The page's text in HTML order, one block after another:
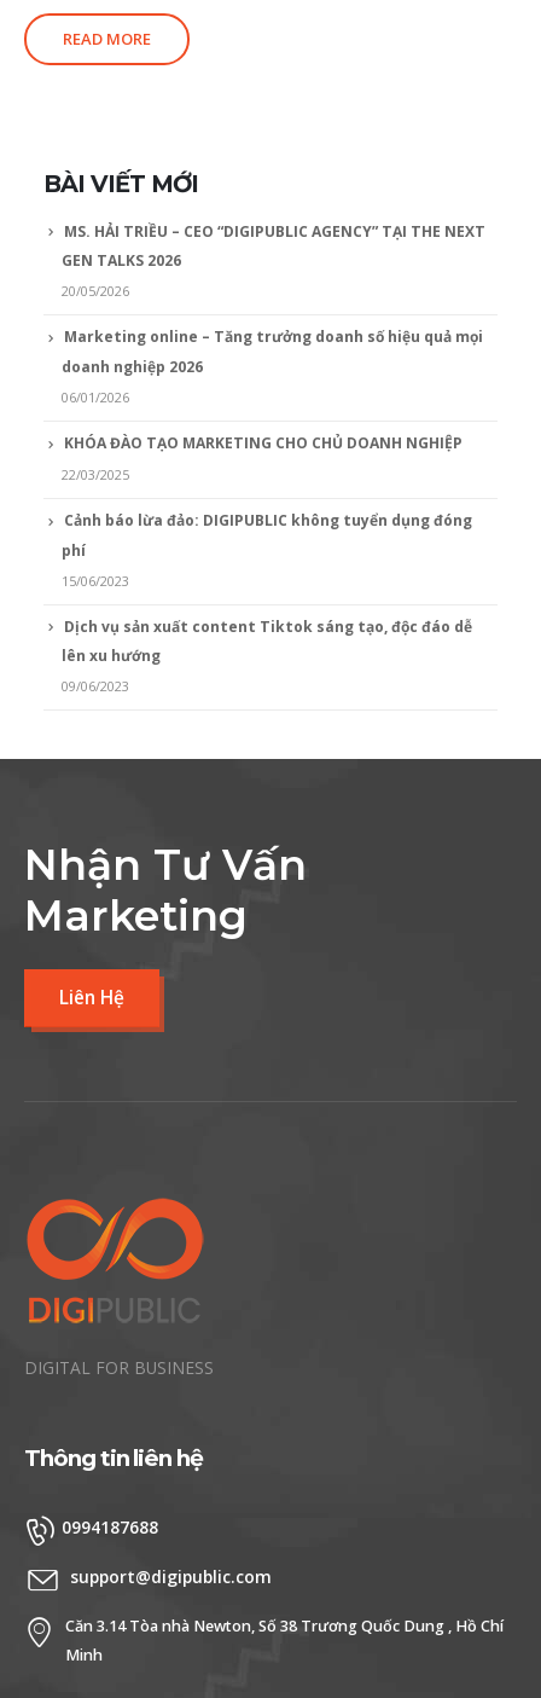
READ MORE
BÀI VIẾT MỚI
MS. HẢI TRIỀU – CEO “DIGIPUBLIC AGENCY” TẠI THE NEXT
GEN TALKS 2026
20/05/2026
Marketing online – Tăng trưởng doanh số hiệu quả mọi
doanh nghiệp 2026
06/01/2026
KHÓA ĐÀO TẠO MARKETING CHO CHỦ DOANH NGHIỆP
22/03/2025
Cảnh báo lừa đảo: DIGIPUBLIC không tuyển dụng đóng
phí
15/06/2023
Dịch vụ sản xuất content Tiktok sáng tạo, độc đáo dễ
lên xu hướng
09/06/2023
Nhận Tư Vấn
Marketing
Liên Hệ
DIGITAL FOR BUSINESS
Thông tin liên hệ
0994187688
support@digipublic.com
Căn 3.14 Tòa nhà Newton, Số 38 Trương Quốc Dung , Hồ Chí
Minh